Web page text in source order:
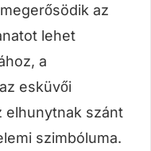
az
lehet
a
esküvői
elhunytnak szánt
szimbóluma.